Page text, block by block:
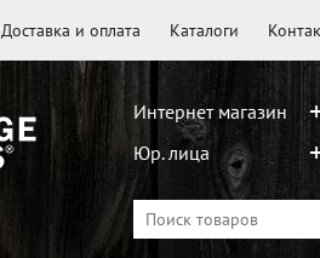
Доставка и оплата Каталоги
Интернет магазин
Юр. лица